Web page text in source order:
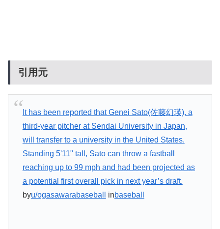
引用元
It has been reported that Genei Sato(佐藤幻瑛), a
third-year pitcher at Sendai University in Japan,
will transfer to a university in the United States.
Standing 5'11" tall, Sato can throw a fastball
reaching up to 99 mph and had been projected as
a potential first overall pick in next year’s draft.
byu/ogasawarabaseball inbaseball